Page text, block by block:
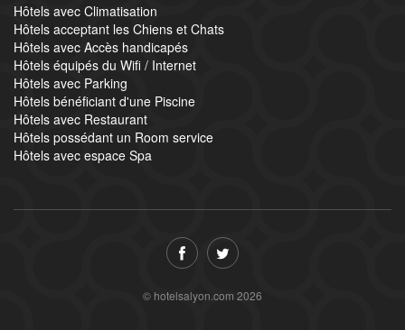
Hôtels avec Climatisation
Hôtels acceptant les Chiens et Chats
Hôtels avec Accès handicapés
Hôtels équipés du Wifi / Internet
Hôtels avec Parking
Hôtels bénéficiant d'une Piscine
Hôtels avec Restaurant
Hôtels possédant un Room service
Hôtels avec espace Spa
© hotelsalyon.com 2026